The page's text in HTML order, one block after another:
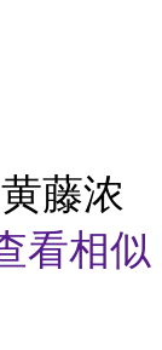
藤浓
看相似